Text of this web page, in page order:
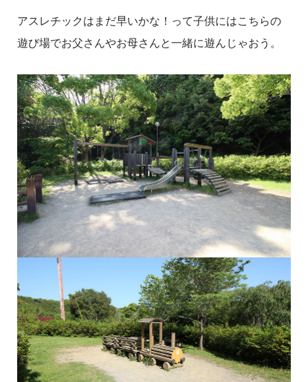
アスレチックはまだ早いかな！って子供にはこちらの
遊び場でお父さんやお母さんと一緒に遊んじゃおう。